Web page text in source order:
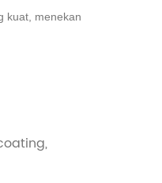
kuat, menekan